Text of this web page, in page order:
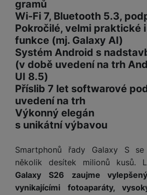
gramů
Wi-Fi 7, Bluetooth 5.3,
Pokročilé, velmi praktické
funkce (mj. Galaxy AI)
Systém Android s
(v době uvedení na trh
UI 8.5)
Příslib 7 let softwarové
uvedení na trh
Výkonný elegán
s unikátní výbavou
Smartphonů řady Galaxy S
několik desítek milionů kusů.
Galaxy S26 zaujme
vynikajícími fotoaparáty,